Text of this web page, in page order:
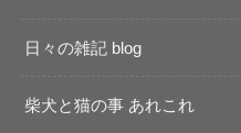
日々の雑記 blog
柴犬と猫の事 あれこれ